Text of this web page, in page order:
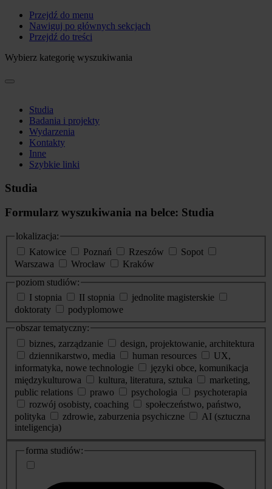
Przejdź do menu
Nawiguj po głównych sekcjach
Przejdź do treści
Wybierz kategorię wyszukiwania
Studia
Badania i projekty
Wydarzenia
Kontakty
Inne
Szybkie linki
Studia
Formularz wyszukiwania na belce: Studia
lokalizacja:
Katowice
Poznań Rzeszów
Sopot
Warszawa
Wrocław
Kraków
poziom studiów:
I stopnia
II stopnia
jednolite magisterskie
doktoraty
podyplomowe
obszar tematyczny:
biznes, zarządzanie
design, projektowanie, architektura
dziennikarstwo, media
human resources
UX,
informatyka, nowe technologie
języki obce, komunikacja
międzykulturowa
kultura, literatura, sztuka
marketing,
public relations
prawo psychologia
psychoterapia
rozwój osobisty, coaching
społeczeństwo, państwo,
polityka
zdrowie, zaburzenia psychiczne
AI (sztuczna
inteligencja)
dodatkowe
informacje
forma studiów: